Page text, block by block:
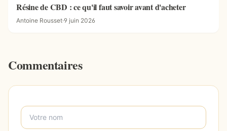
Résine de CBD : ce qu'il faut savoir avant d'acheter
Antoine Rousset·9 juin 2026
Commentaires